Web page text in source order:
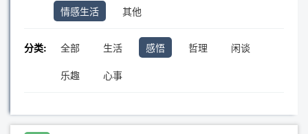
情感生活
其他
分类: 全部 生活 感悟 哲理
闲谈
乐趣
心事